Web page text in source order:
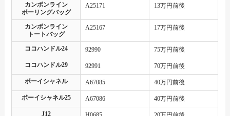
カンボンライン
ボーリングバッグ
A25171 13万円前後
カンボンライン
トートバッグ
A25167 17万円前後
ココハンドル24 92990 75万円前後
ココハンドル29 92991 70万円前後
ボーイシャネル A67085 40万円前後
ボーイシャネル25 A67086 40万円前後
J12